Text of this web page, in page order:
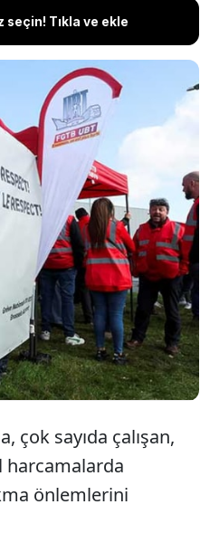
seçin! Tıkla ve ekle
sosyal harcamalarda
karşı yapılan bir günlük
getirdi.
çok sayıda çalışan,
harcamalarda
önlemlerini